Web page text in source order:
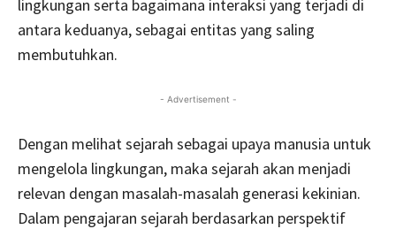
lingkungan serta bagaimana interaksi yang terjadi di
antara keduanya, sebagai entitas yang saling
membutuhkan.
- Advertisement -
Dengan melihat sejarah sebagai upaya manusia untuk
mengelola lingkungan, maka sejarah akan menjadi
relevan dengan masalah-masalah generasi kekinian.
Dalam pengajaran sejarah berdasarkan perspektif